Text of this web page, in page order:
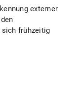
externer
sich frühzeitig